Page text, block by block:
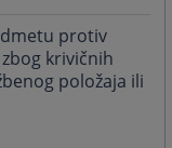
protiv
krivičnih
položaja ili